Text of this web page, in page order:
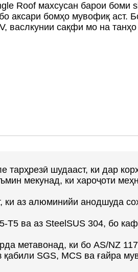
Roof махсусан барои
аксари бомҳо мувофиқ
васлкунии сақфи мо на
шудааст, ки дар
мекунад, ки хароҷоти
аз алюминийи анодшуда
ва аз SteelSUS 304, бо
метавонад, ки бо AS/NZ
SGS, MCS ва ғайра